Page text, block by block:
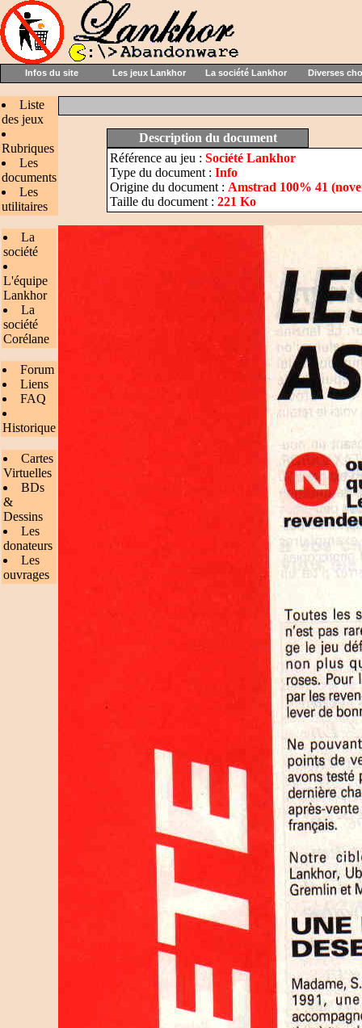
Infos du site Les jeux Lankhor La société Lankhor Diverses
Liste
des jeux
Rubriques
Les
documents
Les
utilitaires
La
société
L'équipe
Lankhor
La
société
Corélane
Forum
Liens
FAQ
Historique
Cartes
Virtuelles
BDs
&
Dessins
Les
donateurs
Les
ouvrages
Description du document
Référence au jeu : Société Lankhor
Type du document : Info
Origine du document : Amstrad 100% 41
Taille du document : 221 Ko